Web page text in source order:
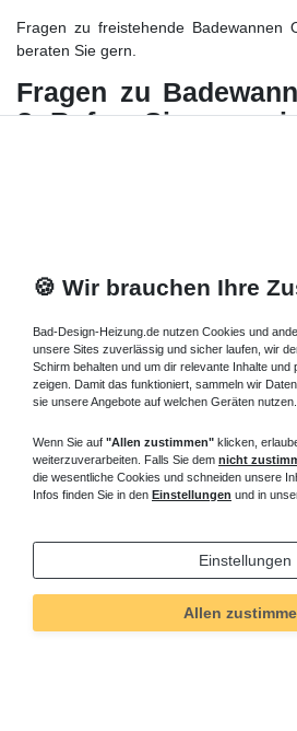
Fragen zu freistehende Badewannen
beraten Sie gern.
Fragen zu
? Rufen Sie an,
Informationen
Versand und Zahlung
Bei Fragen helfen wir zum
Kontakt
Sie möchten vom Kauf
Kaufvertrag widerrufen
Impressum
🍪 Wir brauchen Ihre
Bad-Design-Heizung.de nutzen Cookies und
unsere Sites zuverlässig und sicher laufen, wir
Schirm behalten und um dir relevante Inhalte und
zeigen. Damit das funktioniert, sammeln wir
sie unsere Angebote auf welchen Geräten nutzen.
Wenn Sie auf "Allen zustimmen" klicken,
weiterzuverarbeiten. Falls Sie dem nicht
die wesentliche Cookies und schneiden unsere
Infos finden Sie in den Einstellungen und in
Einstellungen
Allen